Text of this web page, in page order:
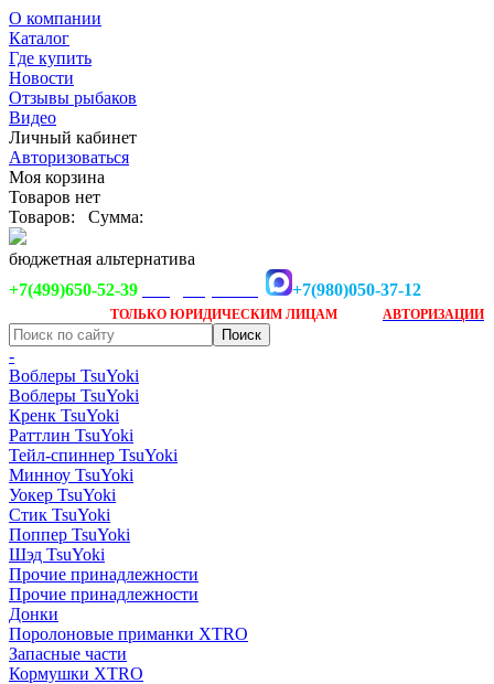
О компании
Каталог
Где купить
Новости
Отзывы рыбаков
Видео
Личный кабинет
Авторизоваться
Моя корзина
Товаров нет
Товаров:
Сумма:
бюджетная альтернатива
+7(499)650-52-39
+7(980)050-37-12
ТОЛЬКО ЮРИДИЧЕСКИМ ЛИЦАМ АВТОРИЗАЦИИ
-
Воблеры TsuYoki
Воблеры TsuYoki
Кренк TsuYoki
Раттлин TsuYoki
Тейл-спиннер TsuYoki
Минноу TsuYoki
Уокер TsuYoki
Стик TsuYoki
Поппер TsuYoki
Шэд TsuYoki
Прочие принадлежности
Прочие принадлежности
Донки
Поролоновые приманки XTRO
Запасные части
Кормушки XTRO